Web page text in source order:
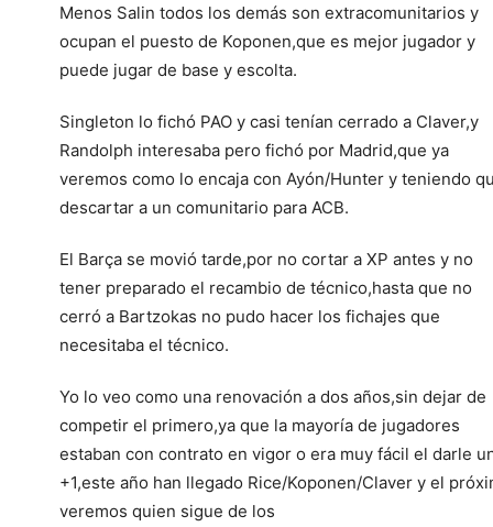
Menos Salin todos los demás son extracomunitarios y
ocupan el puesto de Koponen,que es mejor jugador y
puede jugar de base y escolta.
Singleton lo fichó PAO y casi tenían cerrado a Claver,y
Randolph interesaba pero fichó por Madrid,que ya
veremos como lo encaja con Ayón/Hunter y teniendo
descartar a un comunitario para ACB.
El Barça se movió tarde,por no cortar a XP antes y no
tener preparado el recambio de técnico,hasta que no
cerró a Bartzokas no pudo hacer los fichajes que
necesitaba el técnico.
Yo lo veo como una renovación a dos años,sin dejar de
competir el primero,ya que la mayoría de jugadores
estaban con contrato en vigor o era muy fácil el darle
+1,este año han llegado Rice/Koponen/Claver y el
veremos quien sigue de los